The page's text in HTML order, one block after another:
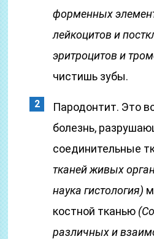
форменных
лейкоцитов и
эритроцитов и
чистишь зубы.
Пародонтит. Это
болезнь,
соединительные
тканей живых
наука гистология)
костной тканью
различных и